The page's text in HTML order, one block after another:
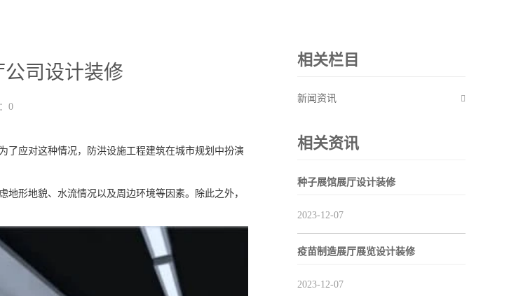
司设计装修
0
了应对这种情况，防洪设施工程建筑在城市规划中扮演
形地貌、水流情况以及周边环境等因素。除此之外，
相关栏目
新闻资讯
相关资讯
种子展馆展厅设计装修
2023-12-07
疫苗制造展厅展览设计装修
2023-12-07